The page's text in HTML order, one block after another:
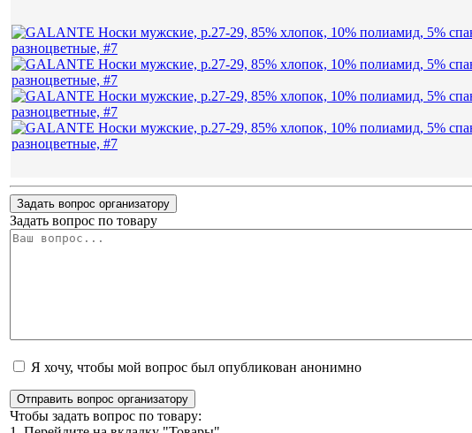
Задать вопрос организатору
Задать вопрос по товару
Я хочу, чтобы мой вопрос был опубликован анонимно
Отправить вопрос организатору
Чтобы задать вопрос по товару: